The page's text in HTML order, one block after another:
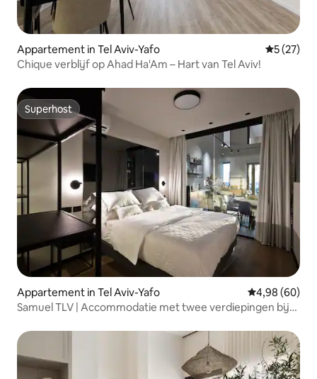
Appartement in Tel Aviv-Yafo
5 (27)
Chique verblijf op Ahad Ha'Am – Hart van Tel Aviv!
Superhost
Superhost
Appartement in Tel Aviv-Yafo Gemiddelde
4,98 (60)
Samuel TLV | Accommodatie met twee verdiepingen bij